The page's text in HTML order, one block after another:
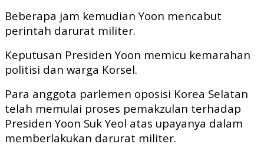
Beberapa jam kemudian Yoon mencabut
perintah darurat militer.
Keputusan Presiden Yoon memicu kemarahan
politisi dan warga Korsel.
Para anggota parlemen oposisi Korea Selatan
telah memulai proses pemakzulan terhadap
Presiden Yoon Suk Yeol atas upayanya dalam
memberlakukan darurat militer.